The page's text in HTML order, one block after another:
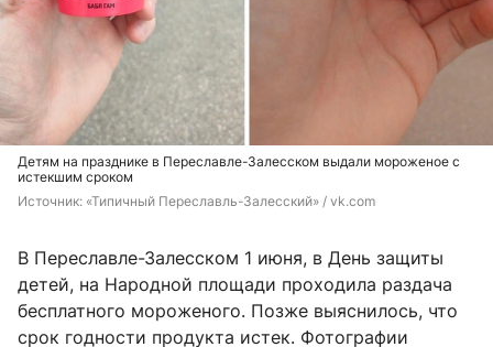
Детям на празднике в Переславле-Залесском выдали мороженое с
истекшим сроком
Источник: «Типичный Переславль-Залесский» / vk.com
В Переславле-Залесском 1 июня, в День защиты
детей, на Народной площади проходила раздача
бесплатного мороженого. Позже выяснилось, что
срок годности продукта истек. Фотографии